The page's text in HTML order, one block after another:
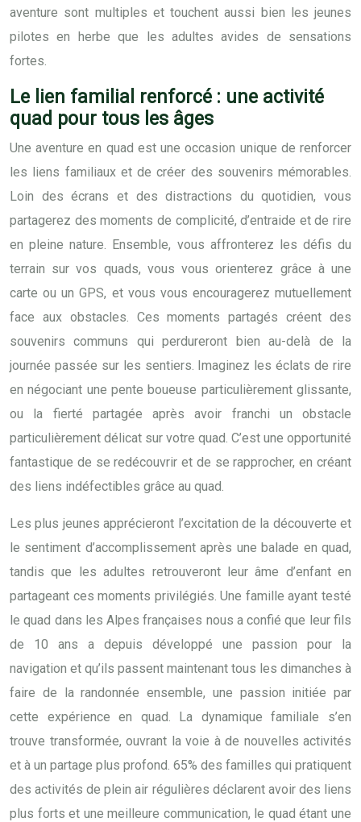
aventure sont multiples et touchent aussi bien les jeunes
pilotes en herbe que les adultes avides de sensations
fortes.
Le lien familial renforcé : une activité
quad pour tous les âges
Une aventure en quad est une occasion unique de renforcer
les liens familiaux et de créer des souvenirs mémorables.
Loin des écrans et des distractions du quotidien, vous
partagerez des moments de complicité, d’entraide et de rire
en pleine nature. Ensemble, vous affronterez les défis du
terrain sur vos quads, vous vous orienterez grâce à une
carte ou un GPS, et vous vous encouragerez mutuellement
face aux obstacles. Ces moments partagés créent des
souvenirs communs qui perdureront bien au-delà de la
journée passée sur les sentiers. Imaginez les éclats de rire
en négociant une pente boueuse particulièrement glissante,
ou la fierté partagée après avoir franchi un obstacle
particulièrement délicat sur votre quad. C’est une opportunité
fantastique de se redécouvrir et de se rapprocher, en créant
des liens indéfectibles grâce au quad.
Les plus jeunes apprécieront l’excitation de la découverte et
le sentiment d’accomplissement après une balade en quad,
tandis que les adultes retrouveront leur âme d’enfant en
partageant ces moments privilégiés. Une famille ayant testé
le quad dans les Alpes françaises nous a confié que leur fils
de 10 ans a depuis développé une passion pour la
navigation et qu’ils passent maintenant tous les dimanches à
faire de la randonnée ensemble, une passion initiée par
cette expérience en quad. La dynamique familiale s’en
trouve transformée, ouvrant la voie à de nouvelles activités
et à un partage plus profond. 65% des familles qui pratiquent
des activités de plein air régulières déclarent avoir des liens
plus forts et une meilleure communication, le quad étant une